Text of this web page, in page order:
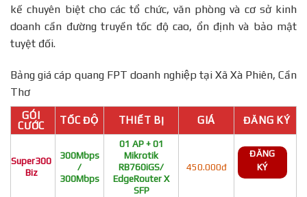
kế chuyên biệt cho các tổ chức, văn phòng và cơ sở kinh
doanh cần đường truyền tốc độ cao, ổn định và bảo mật
tuyệt đối.
Bảng giá cáp quang FPT doanh nghiệp tại Xã Xà Phiên, Cần
Thơ
GÓI
CƯỚC
TỐC ĐỘ THIẾT BỊ GIÁ ĐĂNG KÝ
Super300
Biz
300Mbps
/
300Mbps
01 AP + 01
Mikrotik
RB760iGS/
EdgeRouter X
SFP
450.000đ
ĐĂNG
KÝ